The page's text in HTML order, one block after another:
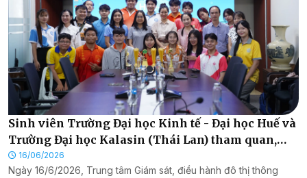
Sinh viên Trường Đại học Kinh tế - Đại học Huế và
Trường Đại học Kalasin (Thái Lan) tham quan,
học tập tại HueIOC
16/06/2026
Ngày 16/6/2026, Trung tâm Giám sát, điều hành đô thị thông